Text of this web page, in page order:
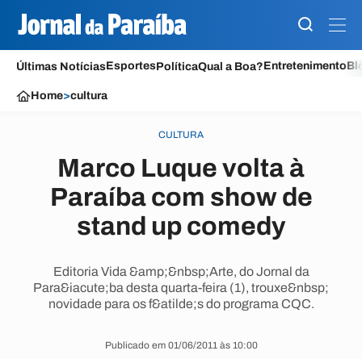
Últimas NotíciasEsportesPolíticaQual a Boa?Entretenimento
Home>cultura
CULTURA
Marco Luque volta à
Paraíba com show de
stand up comedy
Editoria Vida &amp;&nbsp;Arte, do Jornal da
Para&iacute;ba desta quarta-feira (1), trouxe&nbsp;
novidade para os f&atilde;s do programa CQC.
Publicado em 01/06/2011 às 10:00